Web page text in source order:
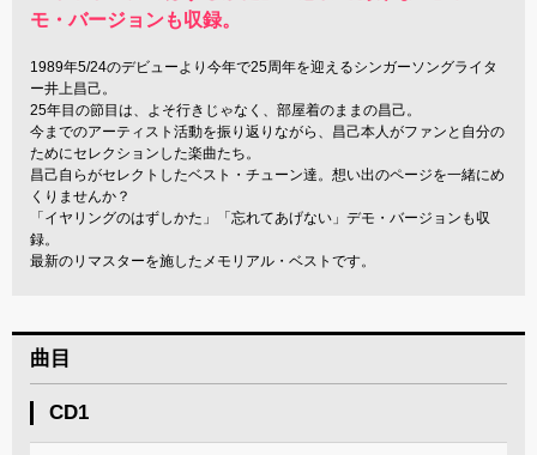
モ・バージョンも収録。
1989年5/24のデビューより今年で25周年を迎えるシンガーソングライタ
ー井上昌己。
25年目の節目は、よそ行きじゃなく、部屋着のままの昌己。
今までのアーティスト活動を振り返りながら、昌己本人がファンと自分の
ためにセレクションした楽曲たち。
昌己自らがセレクトしたベスト・チューン達。想い出のページを一緒にめ
くりませんか？
「イヤリングのはずしかた」「忘れてあげない」デモ・バージョンも収
録。
最新のリマスターを施したメモリアル・ベストです。
曲目
CD1